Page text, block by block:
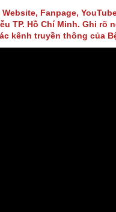
Fanpage,
TP. Hồ Chí Minh. Ghi rõ
kênh truyền thông của